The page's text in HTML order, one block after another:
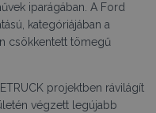
iparágában. A Ford
kategóriájában a
csökkentett tömegű
projektben rávilágít
végzett legújabb